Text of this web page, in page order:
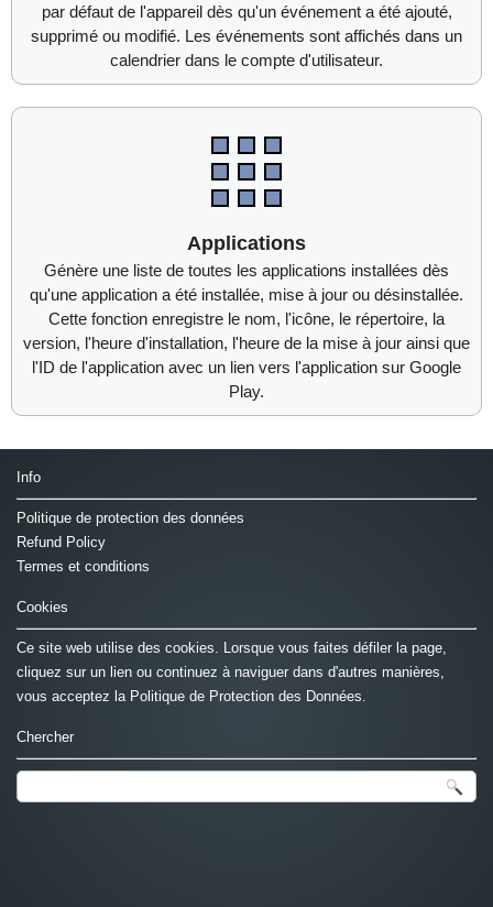
par défaut de l'appareil dès qu'un événement a été ajouté,
supprimé ou modifié. Les événements sont affichés dans un
calendrier dans le compte d'utilisateur.
Applications
Génère une liste de toutes les applications installées dès
qu'une application a été installée, mise à jour ou désinstallée.
Cette fonction enregistre le nom, l'icône, le répertoire, la
version, l'heure d'installation, l'heure de la mise à jour ainsi que
l'ID de l'application avec un lien vers l'application sur Google
Play.
Info
Politique de protection des données
Refund Policy
Termes et conditions
Cookies
Ce site web utilise des cookies. Lorsque vous faites défiler la page,
cliquez sur un lien ou continuez à naviguer dans d'autres manières,
vous acceptez la Politique de Protection des Données.
Chercher